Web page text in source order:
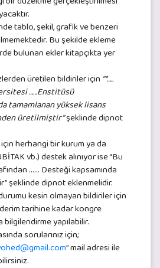
tablo, şekil, grafik ve benzeri
Bu şekilde ekleme
bulunan ekler kitapçıkta yer
üretilen bildiriler için “*…..
……Enstitüsü
tamamlanan yüksek lisans
üretilmiştir”şeklinde dipnot
herhangi bir kurum ya da
vb.) destek alınıyor ise “Bu
…… Desteği kapsamında
şeklinde dipnot eklenmelidir.
kesin olmayan bildiriler için
tarihine kadar kongre
bilgilendirme yapılabilir.
sorularınız için;
” mail adresi ile